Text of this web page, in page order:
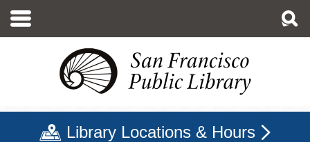
至
Library Locations & Hours